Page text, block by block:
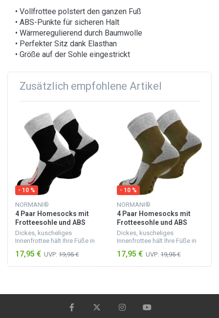
• Vollfrottee polstert den ganzen Fuß
• ABS-Punkte für sicheren Halt
• Wärmeregulierend durch Baumwolle
• Perfekter Sitz dank Elasthan
• Größe auf der Sohle eingestrickt
Zusätzlich empfohlene Artikel
- 10 %
NORMANI®
4 Paar Homesocks mit
Frotteesohle und ABS
Schwarz
Dickes, kuscheliges
Innenfrottee hält Ihre Füße in
rutschfesten ABS-Punkten an
17,95 € UVP: 19,95 €
- 10 %
NORMANI®
4 Paar Homesocks mit
Frotteesohle und ABS
Khaki
Dickes, kuscheliges
Innenfrottee hält Ihre Füße in
rutschfesten ABS-Punkten an
17,95 € UVP: 19,95 €